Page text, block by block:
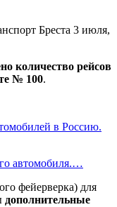
количество рейсов
№ 100.
в Россию.
автомобиля.…
фейерверка) для
дополнительные